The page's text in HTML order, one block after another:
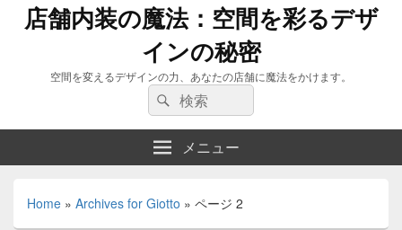
店舗内装の魔法：空間を彩るデザ
インの秘密
空間を変えるデザインの力、あなたの店舗に魔法をかけます。
検
索:
検
索
メニュー
Home » Archives for Giotto » ページ 2